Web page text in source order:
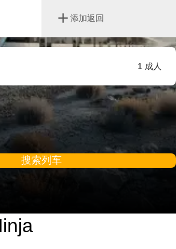
添加返回
1 成人
搜索列车